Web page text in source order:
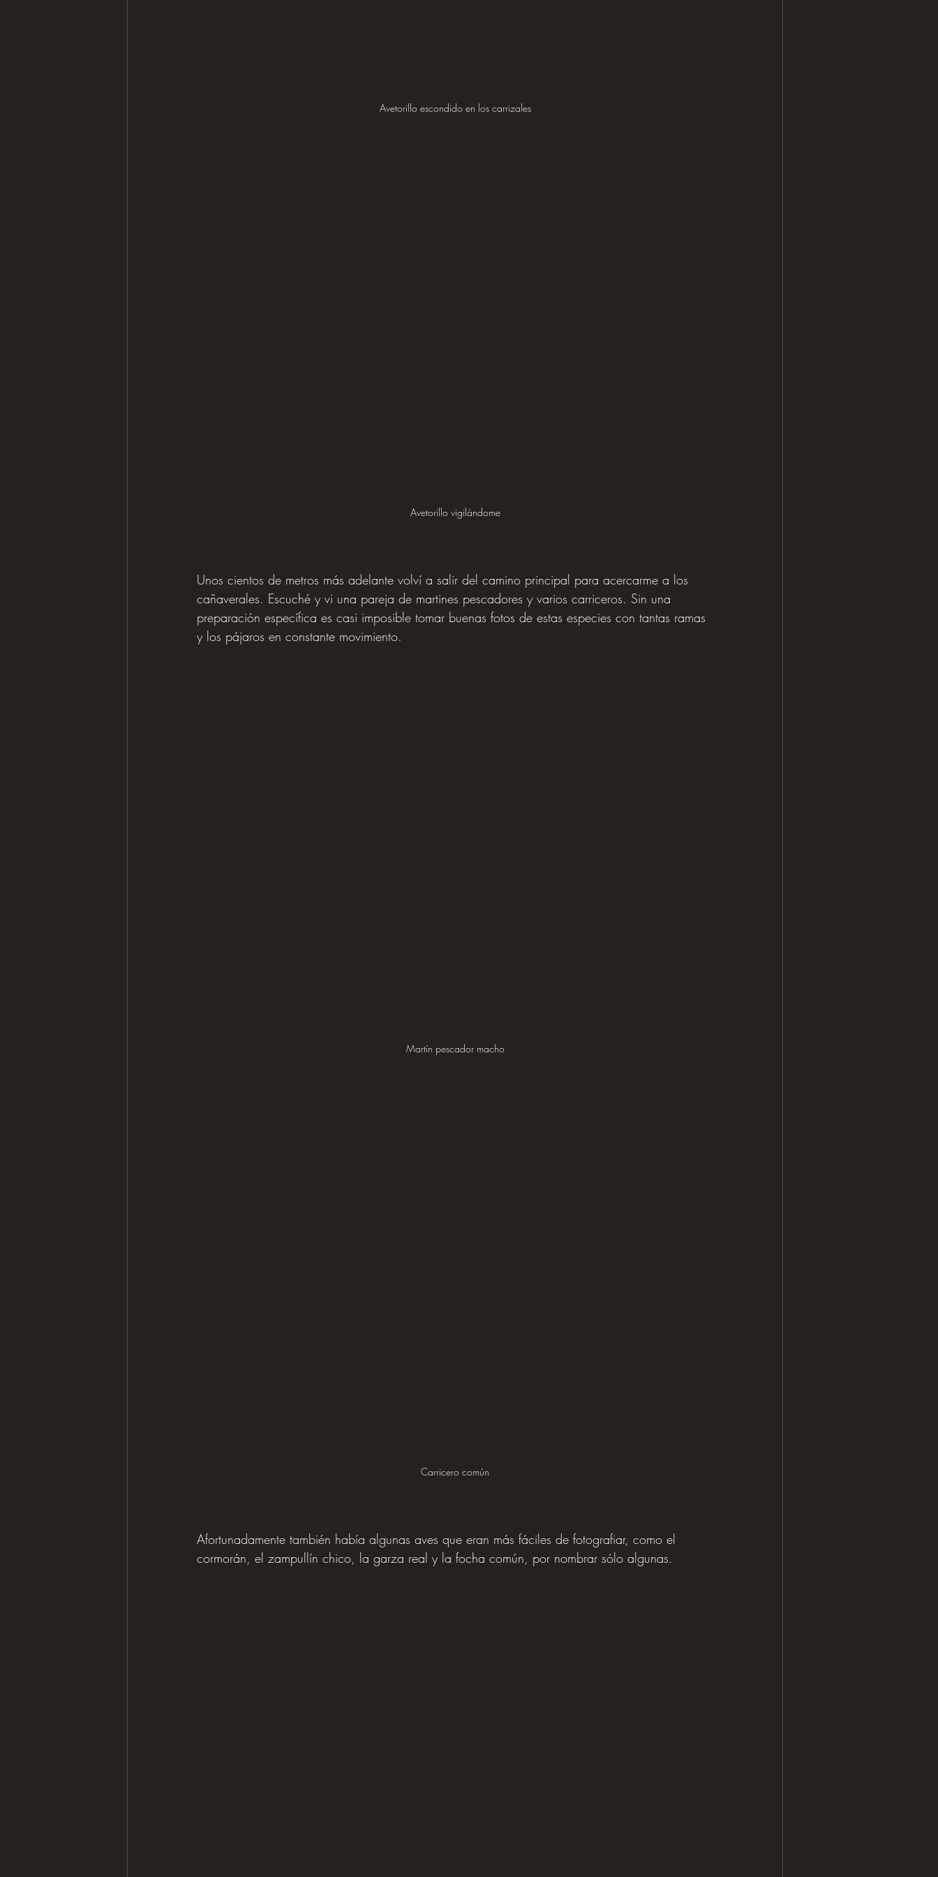
Avetorillo escondido en los carrizales
Avetorillo vigilándome
Unos cientos de metros más adelante volví a salir del camino principal para acercarme a los
cañaverales. Escuché y vi una pareja de martines pescadores y varios carriceros. Sin una
preparación específica es casi imposible tomar buenas fotos de estas especies con tantas ramas
y los pájaros en constante movimiento.
Martín pescador macho
Carricero común
Afortunadamente también había algunas aves que eran más fáciles de fotografiar, como el
cormorán, el zampullín chico, la garza real y la focha común, por nombrar sólo algunas.